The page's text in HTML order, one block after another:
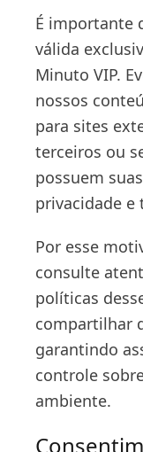
É importante
válida
Minuto VIP.
nossos
para sites
terceiros ou
possuem
privacidade e
Por esse
consulte
políticas
compartilhar
garantindo
controle
ambiente.